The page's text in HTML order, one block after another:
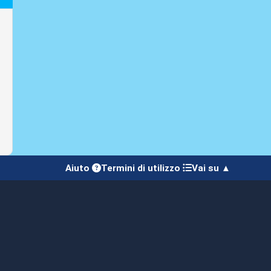
Aiuto Termini di utilizzo Vai su ▲